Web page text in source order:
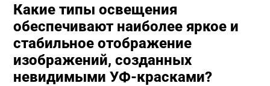
Какие типы освещения
обеспечивают наиболее яркое и
стабильное отображение
изображений, созданных
невидимыми УФ-красками?